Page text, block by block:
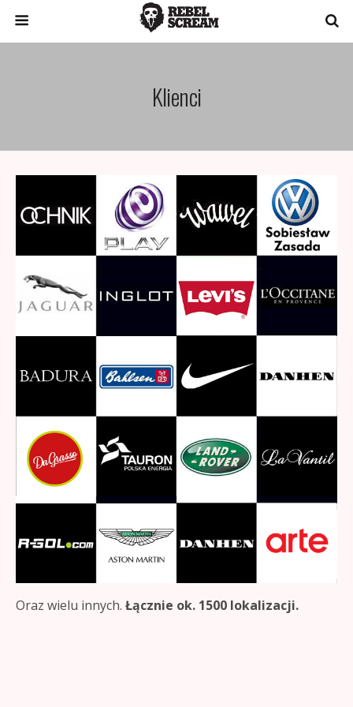
Klienci
Oraz wielu innych. Łącznie ok. 1500 lokalizacji.